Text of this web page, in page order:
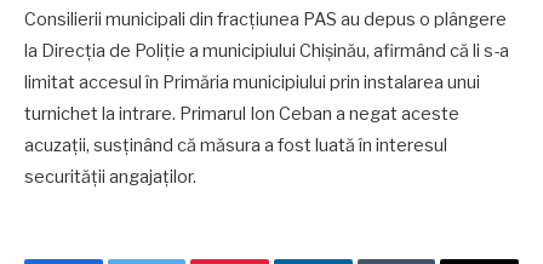
Consilierii municipali din fracțiunea PAS au depus o plângere
la Direcția de Poliție a municipiului Chișinău, afirmând că li s-a
limitat accesul în Primăria municipiului prin instalarea unui
turnichet la intrare. Primarul Ion Ceban a negat aceste
acuzații, susținând că măsura a fost luată în interesul
securității angajaților.